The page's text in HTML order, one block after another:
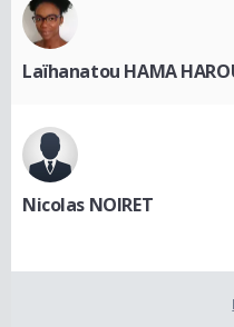
Laïhanatou HAMA
Nicolas NOIRET